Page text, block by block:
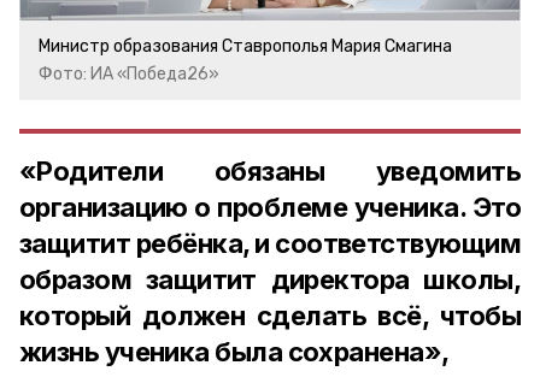
Министр образования Ставрополья Мария Смагина
Фото: ИА «Победа26»
«Родители обязаны уведомить
организацию о проблеме ученика. Это
защитит ребёнка, и соответствующим
образом защитит директора школы,
который должен сделать всё, чтобы
жизнь ученика была сохранена»,